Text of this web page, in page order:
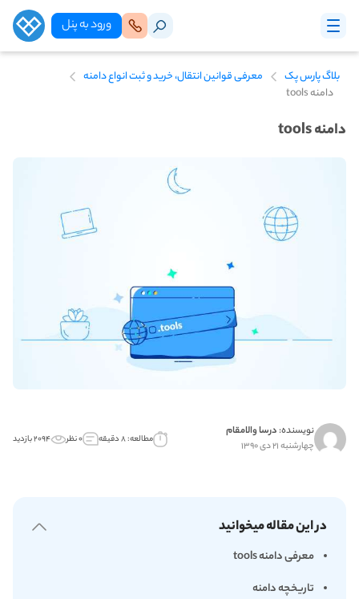
ورود‌ به‌ پنل
بلاگ پارس پک
معرفی قوانین انتقال، خرید و ثبت انواع دامنه
دامنه tools
دامنه tools
نویسنده: درسا والامقام
چهارشنبه ۲۱ دی ۱۳۹۰ مطالعه: ۸ دقیقه ۰ نظر ۲۰۹۴ بازدید
در این مقاله میخوانید
معرفی دامنه tools
تاریخچه دامنه